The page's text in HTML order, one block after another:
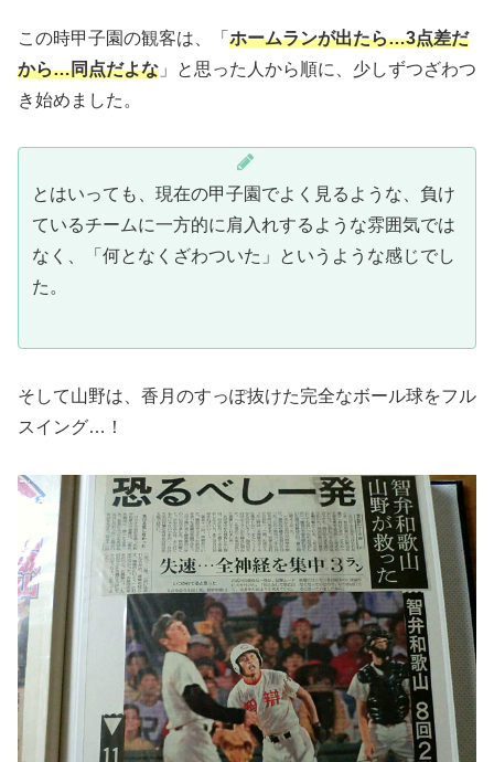
この時甲子園の観客は、「 ホームランが出たら…3点差だ
から…同点だよな 」と思った人から順に、少しずつざわつ
き始めました。
とはいっても、現在の甲子園でよく見るような、負け
ているチームに一方的に肩入れするような雰囲気では
なく、「何となくざわついた」というような感じでし
た。
そして山野は、香月のすっぽ抜けた完全なボール球をフル
スイング…！